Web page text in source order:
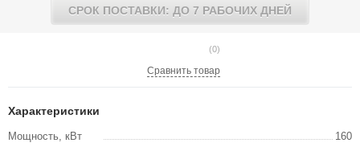
СРОК ПОСТАВКИ: ДО 7 РАБОЧИХ ДНЕЙ
(0)
Сравнить товар
Характеристики
Мощность, кВт
160